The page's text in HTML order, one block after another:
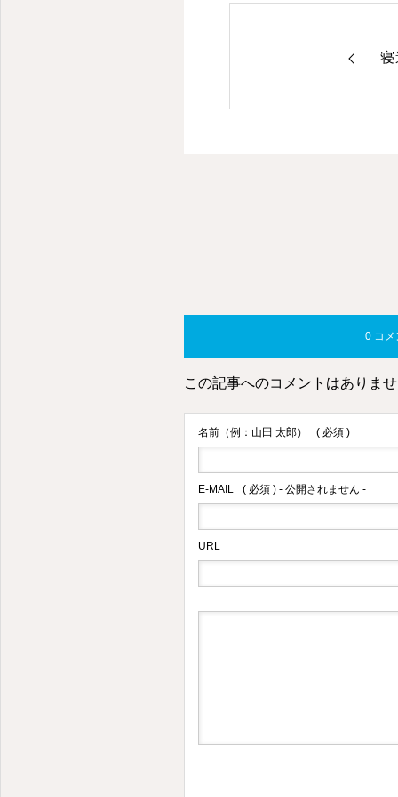
寝
0 コメ
この記事へのコメントはありませ
名前（例：山田 太郎） ( 必須 )
E-MAIL ( 必須 ) - 公開されません -
URL